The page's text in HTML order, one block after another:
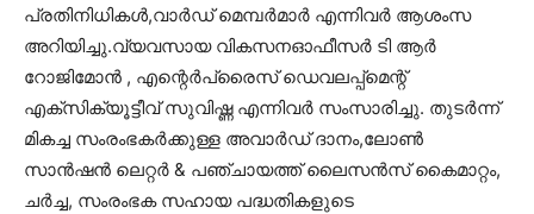
പ്രതിനിധികള്‍,വാര്‍ഡ് മെമ്പര്‍മാര്‍ എന്നിവര്‍ ആശംസ
അറിയിച്ചു.വ്യവസായ വികസനഓഫീസര്‍ ടി ആര്‍
റോജിമോന്‍ , എന്റെര്‍പ്രൈസ് ഡെവലപ്പ്‌മെന്റ്
എക്‌സിക്യൂട്ടീവ് സുവിഷ്ണ എന്നിവര്‍ സംസാരിച്ചു. തുടര്‍ന്ന്
മികച്ച സംരംഭകര്‍ക്കുള്ള അവാര്‍ഡ് ദാനം,ലോണ്‍
സാന്‍ഷന്‍ ലെറ്റര്‍ & പഞ്ചായത്ത് ലൈസന്‍സ് കൈമാറ്റം,
ചര്‍ച്ച, സംരംഭക സഹായ പദ്ധതികളുടെ